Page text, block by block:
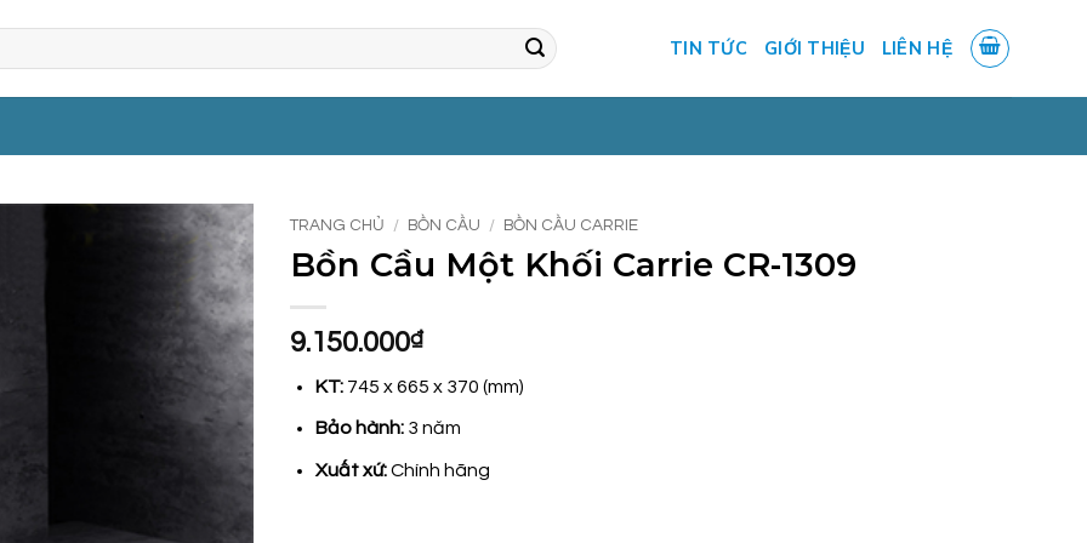
TIN TỨC GIỚI THIỆU LIÊN HỆ
TRANG CHỦ / BỒN CẦU / BỒN CẦU CARRIE
Bồn Cầu Một Khối Carrie CR-1309
9.150.000₫
KT:745 x 665 x 370 (mm)
Bảo hành: 3 năm
Xuất xứ:Chính hãng